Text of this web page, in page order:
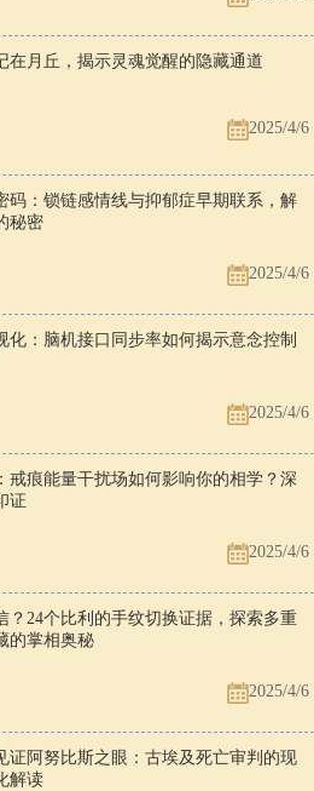
在月丘，揭示灵魂觉醒的隐藏通道
2025/4/6
码：锁链感情线与抑郁症早期联系，解
秘密
2025/4/6
化：脑机接口同步率如何揭示意念控制
2025/4/6
戒痕能量干扰场如何影响你的相学？深
证
2025/4/6
？24个比利的手纹切换证据，探索多重
的掌相奥秘
2025/4/6
证阿努比斯之眼：古埃及死亡审判的现
解读